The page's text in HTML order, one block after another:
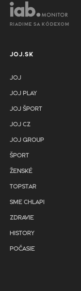
RIADIME SA KÓDEXOM
JOJ.SK
JOJ
JOJ PLAY
JOJ ŠPORT
JOJ CZ
JOJ GROUP
ŠPORT
ŽENSKÉ
TOPSTAR
SME CHLAPI
ZDRAVIE
HISTORY
POČASIE